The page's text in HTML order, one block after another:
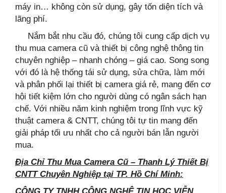
máy in… không còn sử dụng, gây tốn diện tích và
lãng phí.
Nắm bắt nhu cầu đó, chúng tôi cung cấp dịch vụ
thu mua camera cũ và thiết bị công nghệ thông tin
chuyên nghiệp – nhanh chóng – giá cao. Song song
với đó là hệ thống tái sử dụng, sửa chữa, làm mới
và phân phối lại thiết bị camera giá rẻ, mang đến cơ
hội tiết kiệm lớn cho người dùng có ngân sách hạn
chế. Với nhiều năm kinh nghiệm trong lĩnh vực kỹ
thuật camera & CNTT, chúng tôi tự tin mang đến
giải pháp tối ưu nhất cho cả người bán lẫn người
mua.
Địa Chỉ Thu Mua Camera Cũ – Thanh Lý Thiết Bị
CNTT Chuyên Nghiệp tại TP. Hồ Chí Minh:
CÔNG TY TNHH CÔNG NGHỆ TIN HỌC VIỄN